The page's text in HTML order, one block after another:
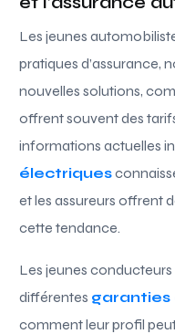
Les jeunes
pratiques d’assurance,
nouvelles solutions,
offrent souvent des
informations actuelles
électriques
et les assureurs offrent
cette tendance.
Les jeunes
différentes garanties
comment leur profil